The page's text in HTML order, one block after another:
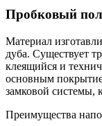
Пробковый пол
Материал
дуба. Существует
клеящийся и
основным
замковой системы,
Преимущества